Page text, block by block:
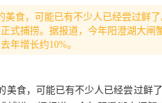
食，可能已有不少人已经尝过鲜
式捕捞。据报道，今年阳澄湖大闸
年增长约10%。
美食，可能已有不少人已经尝过鲜